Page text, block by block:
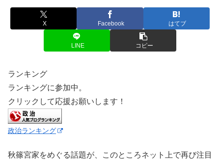
X Facebook はてブ
LINE コピー
ランキング
ランキングに参加中。
クリックして応援お願いします！
政治ランキング
秋篠宮家をめぐる話題が、このところネット上で再び注目